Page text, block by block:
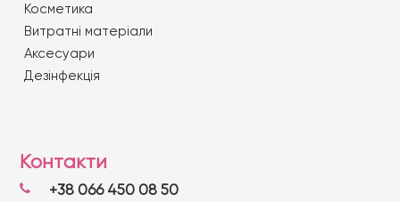
Косметика
Витратні матеріали
Аксесуари
Дезінфекція
Контакти
+38 066 450 08 50